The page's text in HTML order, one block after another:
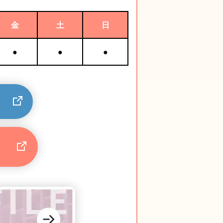
金 土 日
● ● ●